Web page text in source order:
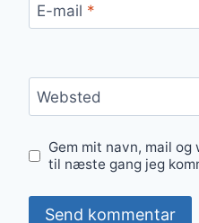
E-mail *
Websted
Gem mit navn, mail
til næste gang jeg